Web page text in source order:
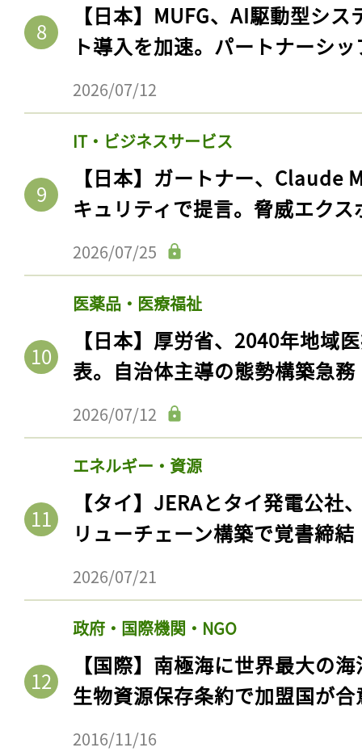
【日本】MUFG、AI駆動型シ
ト導入を加速。パートナーシ
2026/07/12
IT・ビジネスサービス
【日本】ガートナー、Claude
キュリティで提言。脅威エク
2026/07/25
医薬品・医療福祉
【日本】厚労省、2040年地域
表。自治体主導の態勢構築急務
2026/07/12
エネルギー・資源
【タイ】JERAとタイ発電公社
リューチェーン構築で覚書締結
2026/07/21
政府・国際機関・NGO
【国際】南極海に世界最大の
生物資源保存条約で加盟国が合
2016/11/16
記事をお気に入りに
ログイン
会員登録